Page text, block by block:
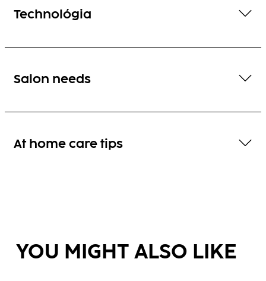
Technológia
Salon needs
At home care tips
YOU MIGHT ALSO LIKE